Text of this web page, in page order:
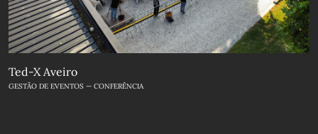
Ted-X Aveiro
GESTÃO DE EVENTOS — CONFERÊNCIA